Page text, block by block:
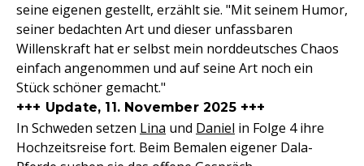
seine eigenen gestellt, erzählt sie. "Mit seinem Humor,
seiner bedachten Art und dieser unfassbaren
Willenskraft hat er selbst mein norddeutsches Chaos
einfach angenommen und auf seine Art noch ein
Stück schöner gemacht."
+++ Update, 11. November 2025 +++
In Schweden setzen Lina und Daniel in Folge 4 ihre
Hochzeitsreise fort. Beim Bemalen eigener Dala-